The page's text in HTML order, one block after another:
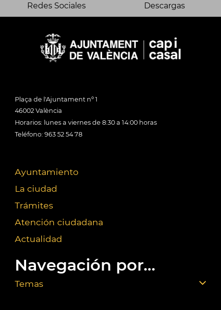
Redes Sociales Descargas
Plaça de l'Ajuntament nº 1
46002 València
Horarios: lunes a viernes de 8:30 a 14:00 horas
Teléfono: 963 52 54 78
Ayuntamiento
La ciudad
Trámites
Atención ciudadana
Actualidad
Navegación por...
Temas